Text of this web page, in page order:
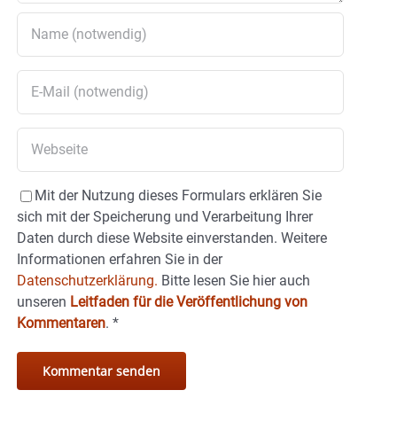
Mit der Nutzung dieses Formulars erklären Sie
sich mit der Speicherung und Verarbeitung Ihrer
Daten durch diese Website einverstanden. Weitere
Informationen erfahren Sie in der
Datenschutzerklärung. Bitte lesen Sie hier auch
unseren Leitfaden für die Veröffentlichung von
Kommentaren. *